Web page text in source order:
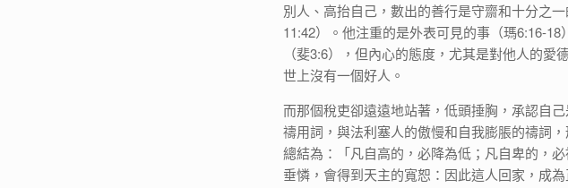
別人、高抬自己，數出的善行是守齋和十分之
11:42）。他注重的是外表可見的事（瑪6:16-
（斐3:6），但內心的態度，尤其是對他人的
世上沒有一個好人。
而那個稅吏卻遠遠地站著，低頭捶胸，承認自
禱用詞，與法利塞人的傲慢和自我膨脹的禱詞
總結為：「凡自高的，必降為低；凡自卑的，
垂憐，會得到天主的寬恕：因此這人回家，成